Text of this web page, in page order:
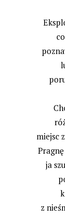
miejsc
ja
z